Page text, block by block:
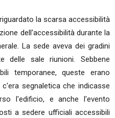
la scarsa accessibilità
dell'accessibilità durante la
La sede aveva dei gradini
delle sale riunioni. Sebbene
temporanee, queste erano
segnaletica che indicasse
l'edificio, e anche l'evento
a sedere ufficiali accessibili